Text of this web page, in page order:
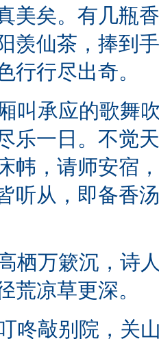
美矣。有几瓶
羡仙茶，捧到
行行尽出奇。
叫承应的歌舞
乐一日。不觉
帏，请师安宿
听从，即备香
栖万簌沉，诗
荒凉草更深。
咚敲别院，关